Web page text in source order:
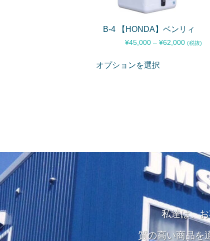
B-4 【HONDA】ベンリィ
¥45,000 – ¥62,000 (税抜)
オプションを選択
私達は、
質の高い商品を